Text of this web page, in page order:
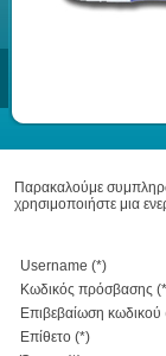
Παρακαλούμε
χρησιμοποιήστε μια
Username (*)
Κωδικός πρόσβασης
Επιβεβαίωση κωδικού
Επίθετο (*)